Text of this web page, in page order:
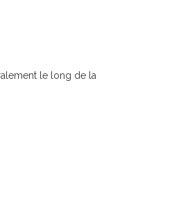
le long de la